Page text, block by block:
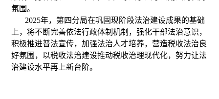
氛围。
2025年，第四分局在巩固现阶段法治建设成果的基础
上，将不断完善依法行政体制机制，强化干部法治意识，
积极推进普法宣传，加强法治人才培养，营造税收法治良
好氛围，以税收法治建设推动税收治理现代化，努力让法
治建设水平再上新台阶。